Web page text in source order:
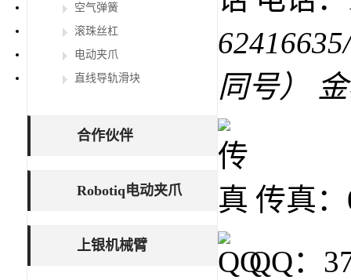
空气弹簧
滚珠丝杠
电动夹爪
直线导轨滑块
合作伙伴
Robotiq电动夹爪
上银机械臂
同号）
传真：
QQ：